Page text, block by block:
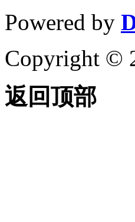
Powered by
Copyright ©
返回顶部